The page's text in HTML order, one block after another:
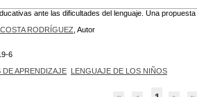
ante las dificultades del lenguaje. Una
RODRÍGUEZ , Autor
6
DE APRENDIZAJE LENGUAJE DE LOS NIÑOS